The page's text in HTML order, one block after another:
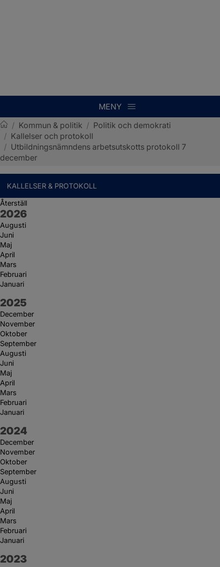
MENY
Sotenäs kommun
/ Kommun & politik / Politik och demokrati
/ Kallelser och protokoll
/ Utbildningsnämndens arbetsutskotts protokoll 7
december
KALLELSER & PROTOKOLL
Återställ
År:
2026
Augusti
Juni
Maj
April
Mars
Februari
Januari
År:
2025
December
November
Oktober
September
Augusti
Juni
Maj
April
Mars
Februari
Januari
År:
2024
December
November
Oktober
September
Augusti
Juni
Maj
April
Mars
Februari
Januari
År:
2023